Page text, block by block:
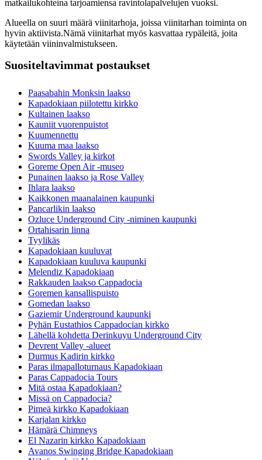
matkailukohteina tarjoamiensa ravintolapalvelujen vuoksi.
Alueella on suuri määrä viinitarhoja, joissa viinitarhan toiminta on
hyvin aktiivista.Nämä viinitarhat myös kasvattaa rypäleitä, joita
käytetään viininvalmistukseen.
Suositeltavimmat postaukset
Paasabahin Monksin laakso
Kapadokiaan piilotettu kirkko
Kultainen laakso
Kauniit vuorenpuistot
Kuumennettu
Kuuma maa laakso
Swords Valley ja kirkot
Goreme Open Air -museo
Punainen laakso ja Rose Valley
Ihlara laakso
Kaikkonen maanalainen kaupunki
Pancarlikin laakso
Ozluce Underground City -niminen kaupunki
Ortahisarin linna
Tyylikäs
Kapadokiaan kuuluvat
Kapadokiaan kuuluva kaupunki
Melendiz Kapadokiaan
Rakkauden laakso Cappadocia
Goremen kansallispuisto
Gomedan laakso
Gaziemir Underground kaupunki
Pyhän Eustathios Cappadocian kirkko
Lähellä kohdetta Derinkuyu Underground City
Devrent Valley -alueet
Durmus Kadirin kirkko
Paras ilmapalloturnaus Kapadokiaan
Paras Cappadocia Tours
Mitä ostaa Kapadokiaan?
Missä on Cappadocia?
Pimeä kirkko Kapadokiaan
Karjalan kirkko
Hämärä Chimneys
El Nazarin kirkko Kapadokiaan
Avanos Swinging Bridge Kapadokiaan